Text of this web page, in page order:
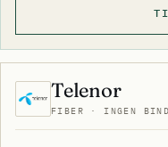
Telenor
FIBER · INGEN